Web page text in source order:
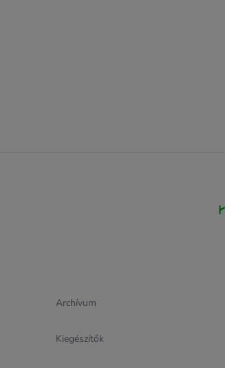
Archívum
Kiegészítők